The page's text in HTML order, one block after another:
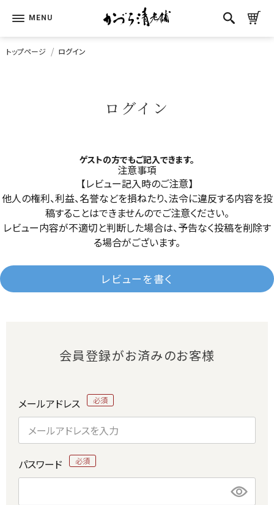
トップページ ログイン
ログイン
ゲストの方でもご記入できます。
注意事項
【レビュー記入時のご注意】
他人の権利、利益、名誉などを損ねたり、法令に違反する内容を投
稿することはできませんのでご注意ください。
レビュー内容が不適切と判断した場合は、予告なく投稿を削除す
る場合がございます。
レビューを書く
会員登録がお済みのお客様
メールアドレス
パスワード